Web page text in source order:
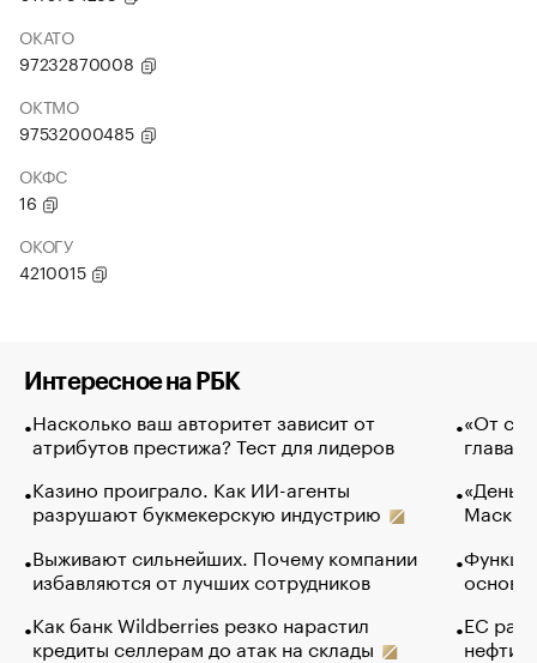
ОКАТО
97232870008
ОКТМО
97532000485
ОКФС
16
ОКОГУ
4210015
Интересное на РБК
Насколько ваш авторитет зависит от
атрибутов престижа? Тест для лидеров
Казино проиграло. Как ИИ-агенты
разрушают букмекерскую индустрию
Выживают сильнейших. Почему компании
избавляются от лучших сотрудников
Как банк Wildberries резко нарастил
кредиты селлерам до атак на склады
«От
глава
Маск в
основ
ЕС
нефти